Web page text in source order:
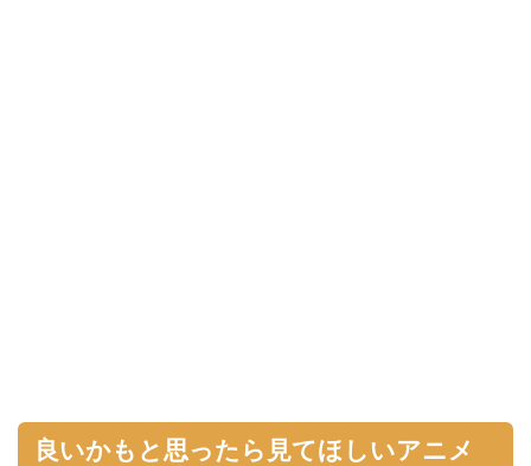
良いかもと思ったら見てほしいアニメ